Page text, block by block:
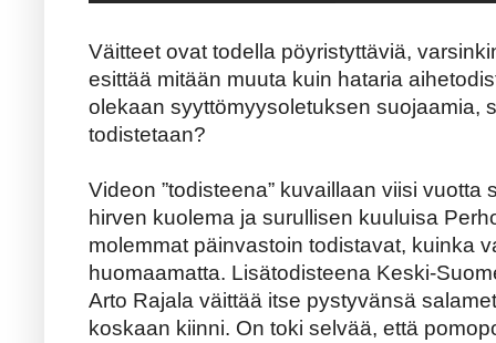
Väitteet ovat todella pöyristyttäviä,
esittää mitään muuta kuin hataria
olekaan syyttömyysoletuksen suojaamia,
todistetaan?
Videon ”todisteena” kuvaillaan viisi vuotta
hirven kuolema ja surullisen kuuluisa
molemmat päinvastoin todistavat, kuinka
huomaamatta. Lisätodisteena Keski-
Arto Rajala väittää itse pystyvänsä
koskaan kiinni. On toki selvää, että